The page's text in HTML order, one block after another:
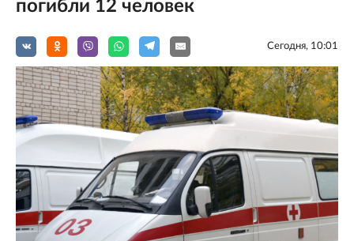
погибли 12 человек
Сегодня, 10:01